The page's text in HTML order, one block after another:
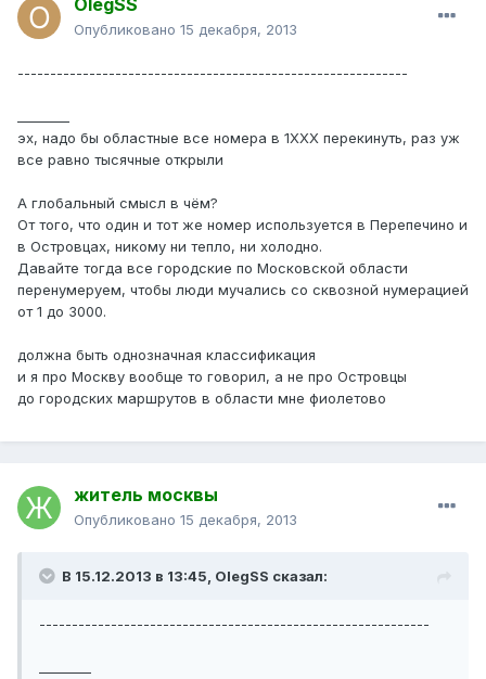
OlegSS
Опубликовано 15 декабря, 2013
------------------------------------------------------------
эх, надо бы областные все номера в 1ХХХ перекинуть, раз уж
все равно тысячные открыли
А глобальный смысл в чём?
От того, что один и тот же номер используется в Перепечино и
в Островцах, никому ни тепло, ни холодно.
Давайте тогда все городские по Московской области
перенумеруем, чтобы люди мучались со сквозной нумерацией
от 1 до 3000.
должна быть однозначная классификация
и я про Москву вообще то говорил, а не про Островцы
до городских маршрутов в области мне фиолетово
житель москвы
Опубликовано 15 декабря, 2013
В 15.12.2013 в 13:45, OlegSS сказал:
------------------------------------------------------------